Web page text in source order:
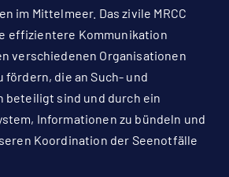
im Mittelmeer. Das zivile MRCC
effizientere Kommunikation
verschiedenen Organisationen
fördern, die an Such- und
beteiligt sind und durch ein
Informationen zu bündeln und
Koordination der Seenotfälle